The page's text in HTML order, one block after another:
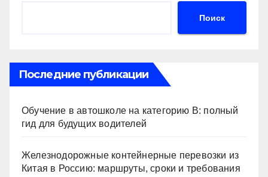
Поиск
Последние публикации
Обучение в автошколе на категорию В: полный
гид для будущих водителей
Железнодорожные контейнерные перевозки из
Китая в Россию: маршруты, сроки и требования